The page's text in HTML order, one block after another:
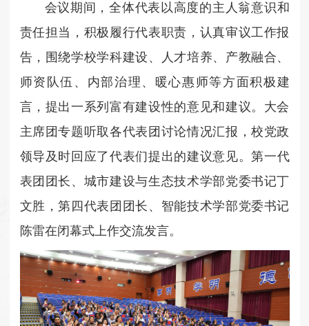
会议期间，全体代表以高度的主人翁意识和
责任担当，积极履行代表职责，认真审议工作报
告，围绕学校学科建设、人才培养、产教融合、
师资队伍、内部治理、暖心惠师等方面积极建
言，提出一系列富有建设性的意见和建议。大会
主席团专题听取各代表团讨论情况汇报，校党政
领导及时回应了代表们提出的建议意见。第一代
表团团长、城市建设与生态技术学部党委书记丁
文胜，第四代表团团长、智能技术学部党委书记
陈雷在闭幕式上作交流发言。